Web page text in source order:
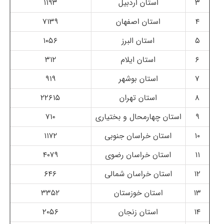
۳ استان اردبیل
۱۱۹۳
۴
استان اصفهان
۷۱۳۹
۵
استان البرز
۱۰۵۶
۶
استان ایلام
۳۱۲
۷
استان بوشهر
۹۱۹
۸
استان تهران
۲۲۶۱۵
۹
استان چهارمحال و بختیاری
۷۱۰
۱۰
استان خراسان جنوبی
۱۱۷۲
۱۱
استان خراسان رضوی
۴۰۷۹
۱۲
استان خراسان شمالی
۶۴۶
۱۳
استان خوزستان
۳۳۵۲
۱۴
استان زنجان
۲۰۵۶